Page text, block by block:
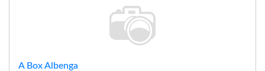
A Box Albenga